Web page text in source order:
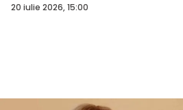
20 iulie 2026, 15:00